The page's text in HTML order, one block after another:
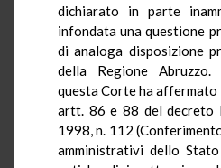
dichiarato in parte
infondata una questione
di analoga disposizione
della Regione
questa Corte ha
artt. 86 e 88 del decreto
1998, n. 112
amministrativi dello